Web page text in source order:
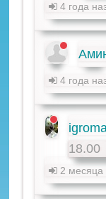
4 года
4 года
18.00
2 месяца